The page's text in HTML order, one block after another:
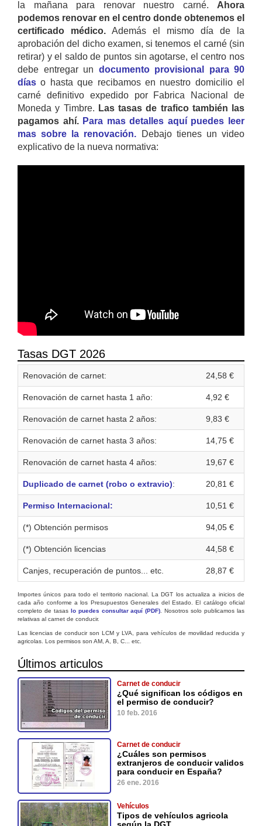
la mañana para renovar nuestro carné. Ahora
podemos renovar en el centro donde obtenemos el
certificado médico. Además el mismo día de la
aprobación del dicho examen, si tenemos el carné (sin
retirar) y el saldo de puntos sin agotarse, el centro nos
debe entregar un documento provisional para 90
días o hasta que recibamos en nuestro domicilio el
carné definitivo expedido por Fabrica Nacional de
Moneda y Timbre. Las tasas de trafico también las
pagamos ahí. Para mas detalles aquí puedes leer
mas sobre la renovación. Debajo tienes un video
explicativo de la nueva normativa:
Tasas DGT 2026
Renovación de carnet: 24,58 €
Renovación de carnet hasta 1 año: 4,92 €
Renovación de carnet hasta 2 años: 9,83 €
Renovación de carnet hasta 3 años: 14,75 €
Renovación de carnet hasta 4 años: 19,67 €
Duplicado de carnet (robo o extravio): 20,81 €
Permiso Internacional: 10,51 €
(*) Obtención permisos 94,05 €
(*) Obtención licencias 44,58 €
Canjes, recuperación de puntos... etc. 28,87 €
Importes únicos para todo el territorio nacional. La DGT los actualiza a inicios de
cada año conforme a los Presupuestos Generales del Estado. El catálogo oficial
completo de tasas lo puedes consultar aquí (PDF) . Nosotros solo publicamos las
relativas al carnet de conducir.
Las licencias de conducir son LCM y LVA, para vehículos de movilidad reducida y
agricolas. Los permisos son AM, A, B, C... etc.
Últimos articulos
Carnet de conducir
¿Qué significan los códigos en
el permiso de conducir?
10 feb. 2016
Carnet de conducir
¿Cuáles son permisos
extranjeros de conducir validos
para conducir en España?
26 ene. 2016
Vehículos
Tipos de vehículos agricola
según la DGT